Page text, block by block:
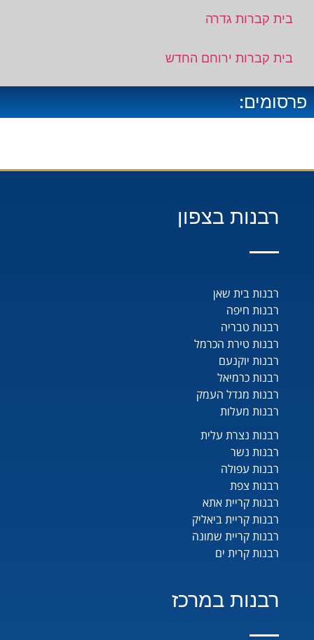
בית קברות גדרה
בית קברות ירוחם החדש
פרסומים:
רבנות בצפון
רבנות בית שאן
רבנות חיפה
רבנות טבריה
רבנות טירת הכרמל
רבנות יוקנעם
רבנות כרמיאל
רבנות מגדל העמק
רבנות מעלות
רבנות נצרת עלית
רבנות נשר
רבנות עפולה
רבנות צפת
רבנות קריית אתא
רבנות קריית ביאליק
רבנות קריית שמונה
רבנות קרית ים
רבנות במרכז